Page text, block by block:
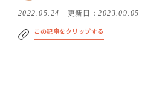
2022.05.24 更新日：2023.09.05
この記事をクリップする